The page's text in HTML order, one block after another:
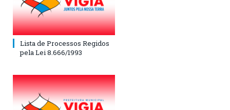
Lista de Processos Regidos
pela Lei 8.666/1993